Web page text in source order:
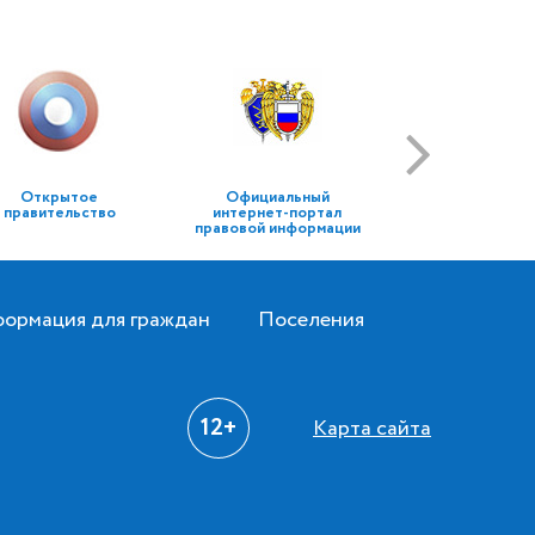
Открытое
правительство
Официальный
интернет-портал
правовой информации
для граждан Поселения
12+ Карта сайта